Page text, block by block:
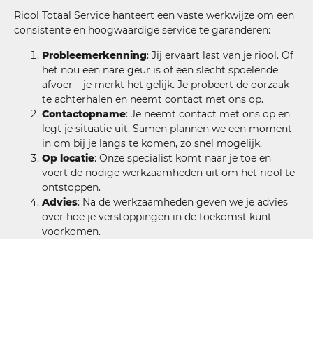
Riool Totaal Service hanteert een vaste werkwijze om een
consistente en hoogwaardige service te garanderen:
Probleemerkenning: Jij ervaart last van je riool. Of
het nou een nare geur is of een slecht spoelende
afvoer – je merkt het gelijk. Je probeert de oorzaak
te achterhalen en neemt contact met ons op.
Contactopname: Je neemt contact met ons op en
legt je situatie uit. Samen plannen we een moment
in om bij je langs te komen, zo snel mogelijk.
Op locatie: Onze specialist komt naar je toe en
voert de nodige werkzaamheden uit om het riool te
ontstoppen.
Advies: Na de werkzaamheden geven we je advies
over hoe je verstoppingen in de toekomst kunt
voorkomen.